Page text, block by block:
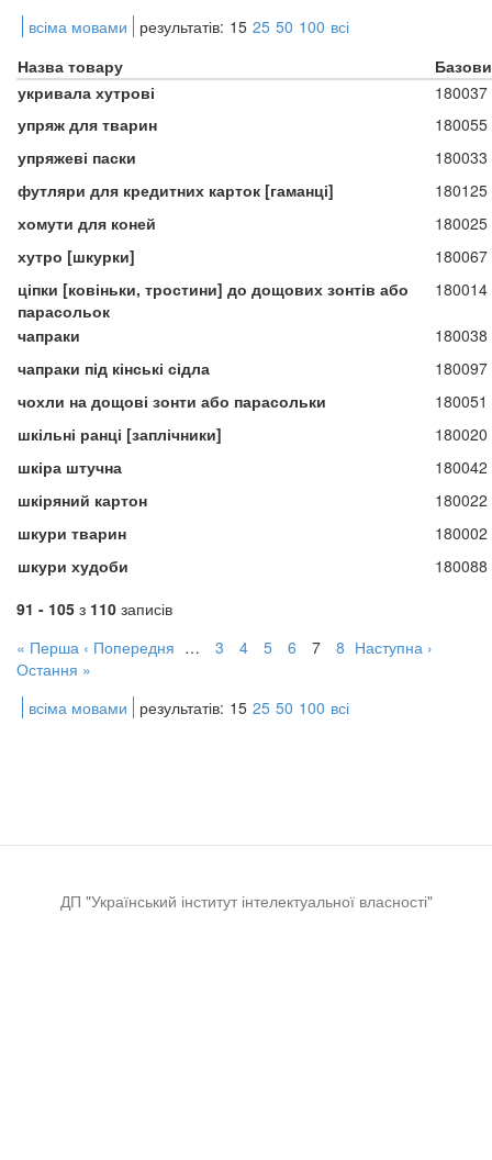
всіма мовами
результатів: 15 25 50 100 всі
Назва товару
укривала хутрові
180037
упряж для тварин
180055
упряжеві паски
180033
футляри для кредитних карток [гаманці]
180125
хомути для коней
180025
хутро [шкурки]
180067
ціпки [ковіньки, тростини] до дощових зонтів або
парасольок
180014
чапраки
180038
чапраки під кінські сідла
180097
чохли на дощові зонти або парасольки
180051
шкільні ранці [заплічники]
180020
шкіра штучна
180042
шкіряний картон
180022
шкури тварин
180002
шкури худоби
180088
91 - 105 з 110 записів
« Перша ‹ Попередня … 3 4 5 6 7 8 Наступна ›
Остання »
всіма мовами
результатів: 15 25 50 100 всі
ДП "Український інститут інтелектуальної власності"